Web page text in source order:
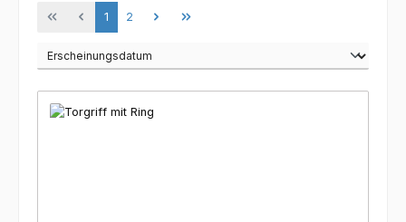
Seite
1 Seite
2